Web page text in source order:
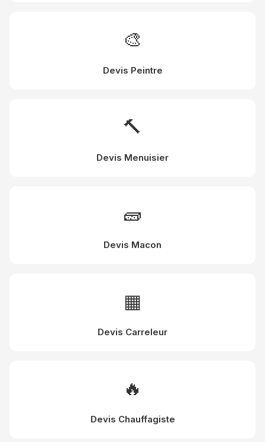
🎨
Devis Peintre
🔨
Devis Menuisier
🧱
Devis Macon
▦
Devis Carreleur
🔥
Devis Chauffagiste